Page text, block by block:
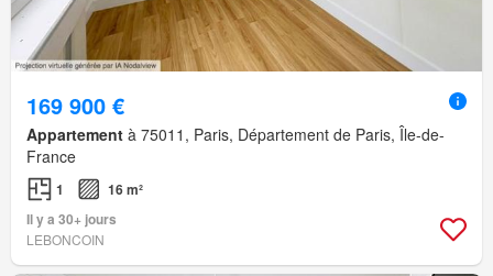
169 900 €
Appartement à 75011, Paris, Département de Paris, Île-de-
France
1
16 m²
Il y a 30+ jours
LEBONCOIN